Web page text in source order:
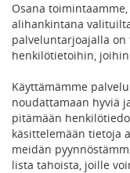
Osana
alihankintana
palveluntarjoajalla
henkilötietoihin,
Käyttämämme
noudattamaan hyviä
pitämään
käsittelemään tietoja
meidän
lista tahoista, joille